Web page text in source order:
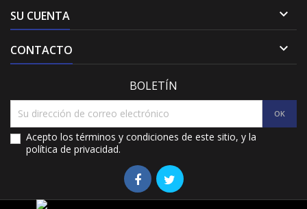
SU CUENTA 
CONTACTO 
BOLETÍN
Acepto los términos y condiciones de este sitio, y la
política de privacidad.